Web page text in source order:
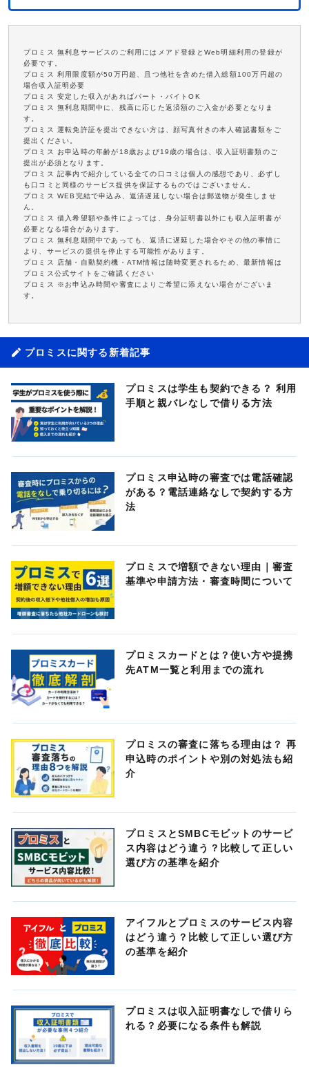
プロミス 無利息サービスのご利用にはメアド登録とWeb明細利用の登録が
必要です。
プロミス 利用限度額が50万円超、且つ他社を含めた借入総額100万円超の
場合収入証明必要
プロミス 安定した収入があればパート・バイトOK
プロミス 無利息期間中に、残高に応じた返済額のご入金が必要となりま
す。
プロミス 運転免許証を提出できない方は、顔写真付きの本人確認書類をご
提出ください。
プロミス お申込時の年齢が18歳および19歳の場合は、収入証明書類のご
提出が必須となります。
プロミス 記事内で紹介している全ての口コミは個人の感想であり、必ずし
も口コミと同様のサービス提供を保証するものではございません。
プロミス WEB完結で申込み、返済遅延しない場合は郵送物が発生しませ
ん。
プロミス 借入希望額や条件によっては、身分証明書以外にも収入証明書が
必要となる場合があります。
プロミス 無利息期間中であっても、返済に遅延した場合やその他の事情に
より、サービスの提供を停止する可能性があります。
プロミス 店舗・自動契約機・ATM情報は随時変更されるため、最新情報は
プロミス公式サイトをご確認ください
プロミス ※お申込み時間や審査によりご希望に添えない場合がございま
す。
プロミスに関する新着記事
プロミスは学生も契約できる？ 利用
手順と親バレなしで借りる方法
プロミス申込時の審査では電話確認
がある？電話連絡なしで契約する方
法
プロミスで増額できない理由｜審査
基準や申請方法・審査時間について
プロミスカードとは？使い方や提携
先ATM一覧と利用までの流れ
プロミスの審査に落ちる理由は？ 再
申込時のポイントや別の対処法も紹
介
プロミスとSMBCモビットのサービ
ス内容はどう違う？比較して正しい
選び方の基準を紹介
アイフルとプロミスのサービス内容
はどう違う？比較して正しい選び方
の基準を紹介
プロミスは収入証明書なしで借りら
れる？必要になる条件も解説